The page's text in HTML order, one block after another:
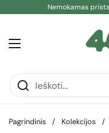
Pereiti prie turinio
Nemokamas
Atidaryti meniu
Pagrindinis / Kolekcijos /